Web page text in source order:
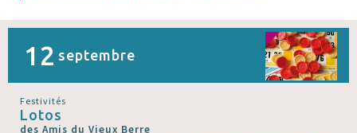
12 septembre
Festivités
Lotos
des Amis du Vieux Berre